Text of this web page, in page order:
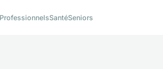
ProfessionnelsSantéSeniors